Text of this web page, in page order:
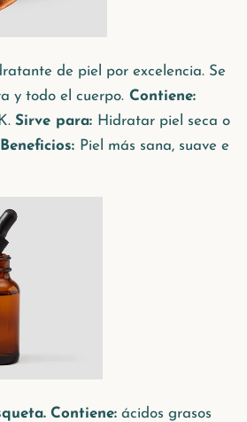
de piel por excelencia. Se
y todo el cuerpo. Contiene:
Sirve para: Hidratar piel seca o
Beneficios: Piel más sana, suave e
Contiene: ácidos grasos